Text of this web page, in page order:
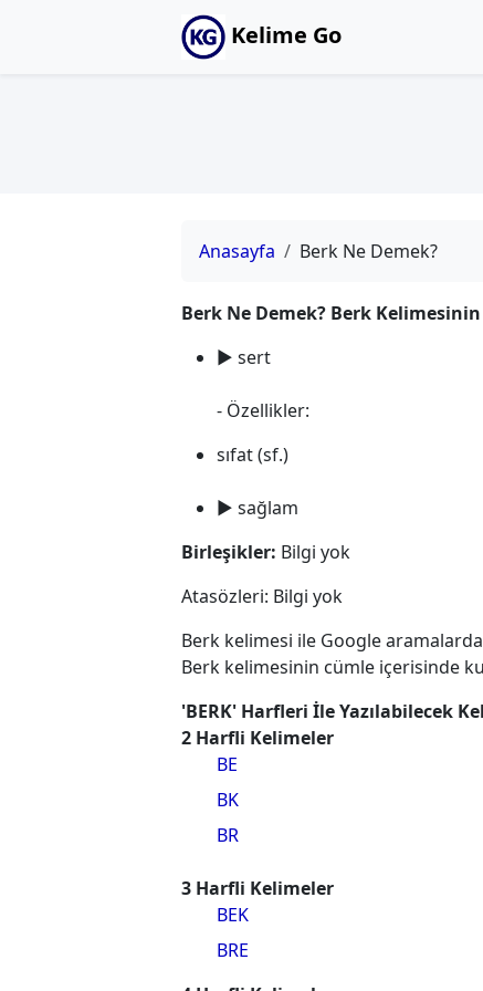
Kelime Go
Anasayfa Berk Ne Demek?
Berk Ne Demek? Berk
► sert
- Özellikler:
sıfat (sf.)
► sağlam
Birleşikler: Bilgi yok
Atasözleri: Bilgi yok
Berk kelimesi ile Google
Berk kelimesinin cümle içerisinde
'BERK' Harfleri İle Yazılabilecek
2 Harfli Kelimeler
BE
BK
BR
3 Harfli Kelimeler
BEK
BRE